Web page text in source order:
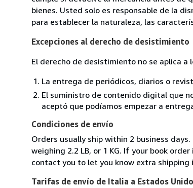
bienes. Usted solo es responsable de la
para establecer la naturaleza, las
Excepciones al derecho de desistimiento
El derecho de desistimiento no se aplica a
La entrega de periódicos, diarios o
El suministro de contenido digital que
aceptó que podíamos empezar a
Condiciones de envío
Orders usually ship within 2 business
weighing 2.2 LB, or 1 KG. If your book
contact you to let you know extra shipping
Tarifas de envío de Italia a Estados